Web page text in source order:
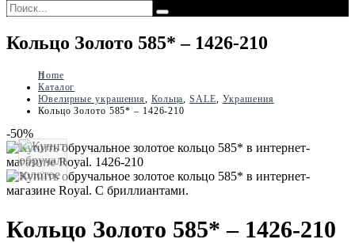
Кольцо Золото 585* – 1426-210
Home
Каталог
Ювелирные украшения, Кольца,SALE, Украшения
Кольцо Золото 585* – 1426-210
-50%
Кольцо Золото 585* – 1426-210